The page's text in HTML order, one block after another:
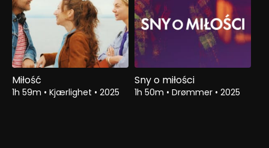
Miłość
1h 59m • Kjærlighet • 2025
Sny o miłości
1h 50m • Drømmer • 2025